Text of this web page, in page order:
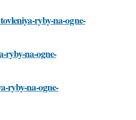
ryby-na-ogne-
ryby-na-ogne-
ryby-na-ogne-